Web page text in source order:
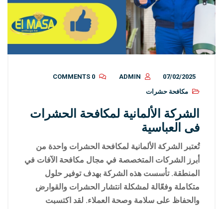
07/02/2025
ADMIN
0 COMMENTS
مكافحة حشرات
الشركة الألمانية لمكافحة الحشرات
فى العباسية
تُعتبر الشركة الألمانية لمكافحة الحشرات واحدة من
أبرز الشركات المتخصصة في مجال مكافحة الآفات في
المنطقة. تأسست هذه الشركة بهدف توفير حلول
متكاملة وفعّالة لمشكلة انتشار الحشرات والقوارض
والحفاظ على سلامة وصحة العملاء. لقد اكتسبت